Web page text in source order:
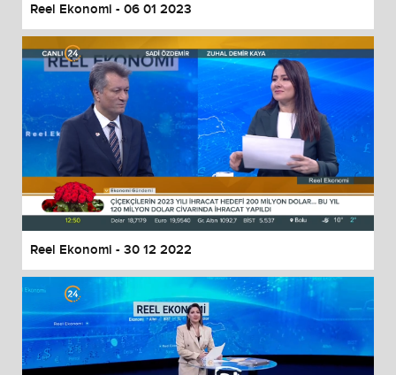
Reel Ekonomi - 06 01 2023
Reel Ekonomi - 30 12 2022